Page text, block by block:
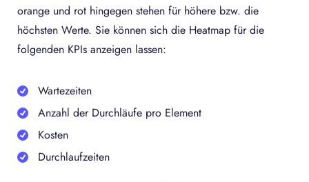
orange und rot hingegen stehen für höhere bzw. die
höchsten Werte. Sie können sich die Heatmap für die
folgenden KPIs anzeigen lassen:
Wartezeiten
Anzahl der Durchläufe pro Element
Kosten
Durchlaufzeiten